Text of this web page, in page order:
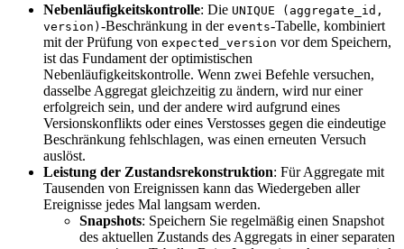
Nebenläufigkeitskontrolle: Die UNIQUE (aggregate_id,
version) -Beschränkung in der events-Tabelle, kombiniert
mit der Prüfung von expected_version vor dem Speichern,
ist das Fundament der optimistischen
Nebenläufigkeitskontrolle. Wenn zwei Befehle versuchen,
dasselbe Aggregat gleichzeitig zu ändern, wird nur einer
erfolgreich sein, und der andere wird aufgrund eines
Versionskonflikts oder eines Verstosses gegen die eindeutige
Beschränkung fehlschlagen, was einen erneuten Versuch
auslöst.
Leistung der Zustandsrekonstruktion: Für Aggregate mit
Tausenden von Ereignissen kann das Wiedergeben aller
Ereignisse jedes Mal langsam werden.
Snapshots: Speichern Sie regelmäßig einen Snapshot
des aktuellen Zustands des Aggregats in einer separaten